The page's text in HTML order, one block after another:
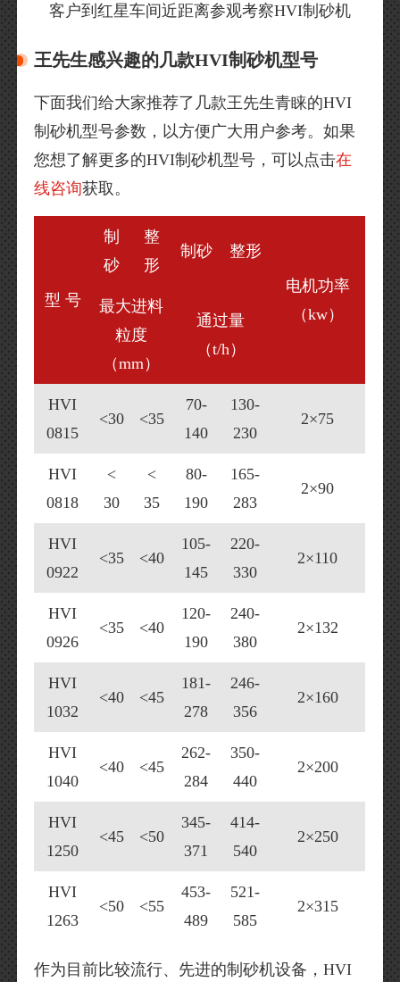
客户到红星车间近距离参观考察HVI制砂机
王先生感兴趣的几款HVI制砂机型号
下面我们给大家推荐了几款王先生青睐的HVI
制砂机型号参数，以方便广大用户参考。如果
您想了解更多的HVI制砂机型号，可以点击在
线咨询获取。
型 号
制
砂
整
形
制砂
整形
电机功率
（kw）
最大进料
粒度
（mm）
通过量
（t/h）
HVI
0815
<30 <35
70-
140
130-
230
2×75
HVI
0818
<
30
<
35
80-
190
165-
283
2×90
HVI
0922
<35 <40
105-
145
220-
330
2×110
HVI
0926
<35 <40
120-
190
240-
380
2×132
HVI
1032
<40 <45
181-
278
246-
356
2×160
HVI
1040
<40 <45
262-
284
350-
440
2×200
HVI
1250
<45 <50
345-
371
414-
540
2×250
HVI
1263
<50 <55
453-
489
521-
585
2×315
作为目前比较流行、先进的制砂机设备，HVI